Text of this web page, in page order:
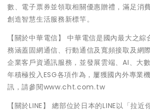
數、電子票券並領取相關優惠贈禮，滿足消
創造智慧生活服務新標竿。
【關於中華電信】 中華電信是國內最大之
務涵蓋固網通信、行動通信及寬頻接取及網
企業客戶資通訊服務，並發展雲端、AI、大
年積極投入ESG各項作為，屢獲國內外專業
訊，請參閱www.cht.com.tw
【關於LINE】 總部位於日本的LINE以「拉近